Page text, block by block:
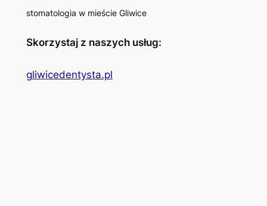
stomatologia w mieście Gliwice
Skorzystaj z naszych usług:
gliwicedentysta.pl